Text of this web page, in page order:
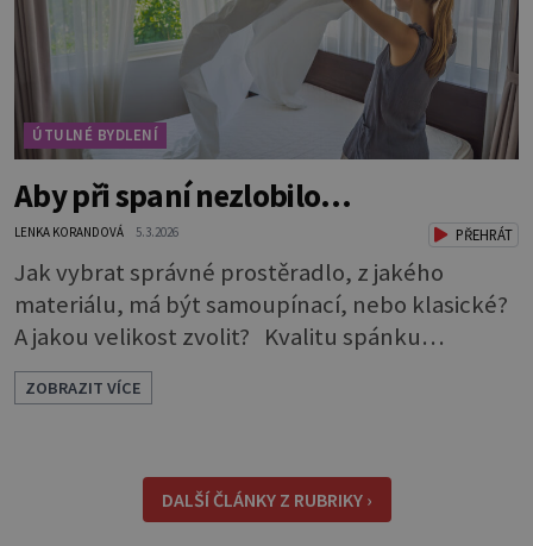
ÚTULNÉ BYDLENÍ
Aby při spaní nezlobilo…
LENKA KORANDOVÁ 5.3.2026 PŘEHRÁT
Jak vybrat správné prostěradlo, z jakého
materiálu, má být samoupínací, nebo klasické?
A jakou velikost zvolit? Kvalitu spánku
neovlivňuje jen postel a matrace, důležitý je i
správný výběr prostěradla. Až si ho půjdete
Napínací prostěradla: Jsou pohodlná, snadno
se s nimi manipu
ZOBRAZIT VÍCE
DALŠÍ ČLÁNKY Z RUBRIKY ›